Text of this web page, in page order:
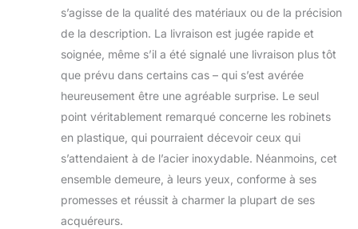
s’agisse de la qualité des matériaux ou de la précision
de la description. La livraison est jugée rapide et
soignée, même s’il a été signalé une livraison plus tôt
que prévu dans certains cas – qui s’est avérée
heureusement être une agréable surprise. Le seul
point véritablement remarqué concerne les robinets
en plastique, qui pourraient décevoir ceux qui
s’attendaient à de l’acier inoxydable. Néanmoins, cet
ensemble demeure, à leurs yeux, conforme à ses
promesses et réussit à charmer la plupart de ses
acquéreurs.